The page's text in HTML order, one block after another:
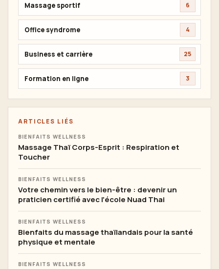
Massage sportif 6
Office syndrome 4
Business et carrière 25
Formation en ligne 3
ARTICLES LIÉS
BIENFAITS WELLNESS
Massage Thaï Corps-Esprit : Respiration et
Toucher
BIENFAITS WELLNESS
Votre chemin vers le bien-être : devenir un
praticien certifié avec l'école Nuad Thai
BIENFAITS WELLNESS
Bienfaits du massage thaïlandais pour la santé
physique et mentale
BIENFAITS WELLNESS